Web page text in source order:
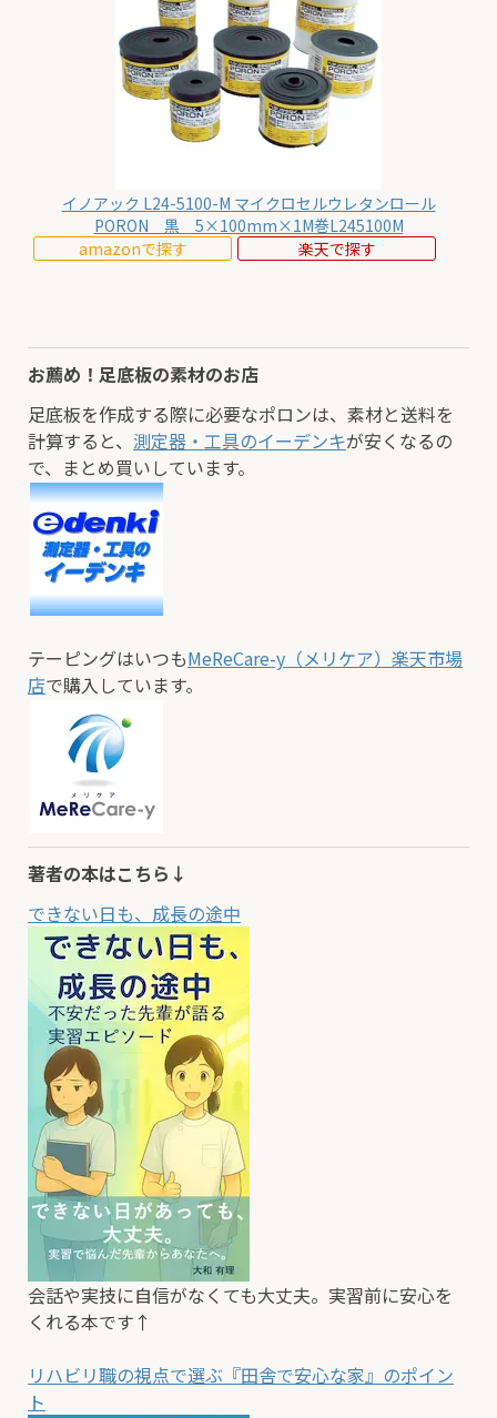
イノアック L24-5100-M マイクロセルウレタンロール
PORON 黒 5×100mm×1M巻L245100M
amazonで探す
楽天で探す
お薦め！足底板の素材のお店
足底板を作成する際に必要なポロンは、素材と送料を
計算すると、 測定器・工具のイーデンキが安くなるの
で、まとめ買いしています。
テーピングはいつもMeReCare-y（メリケア）楽天市場
店で購入しています。
著者の本はこちら↓
できない日も、成長の途中
会話や実技に自信がなくても大丈夫。実習前に安心を
くれる本です↑
リハビリ職の視点で選ぶ『田舎で安心な家』のポイン
ト